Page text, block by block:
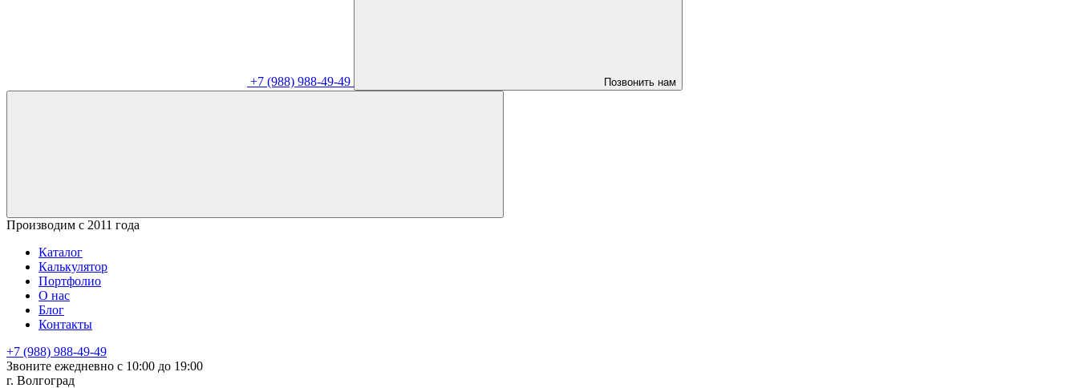
+7 (988) 988-49-49 Позвонить нам
Производим с 2011 года
Каталог
Калькулятор
Портфолио
О нас
Блог
Контакты
+7 (988) 988-49-49
Звоните ежедневно с 10:00 до 19:00
г. Волгоград